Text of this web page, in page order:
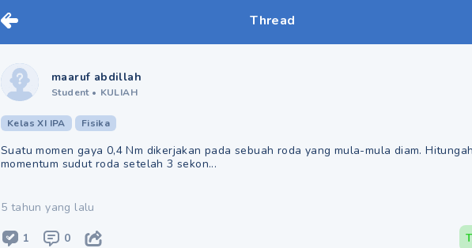
Thread
maaruf abdillah
Student • KULIAH
Kelas XI IPA Fisika
Suatu momen gaya 0,4 Nm dikerjakan pada sebuah roda yang mula-mula diam.
momentum sudut roda setelah 3 sekon...
5 tahun yang lalu
1 0